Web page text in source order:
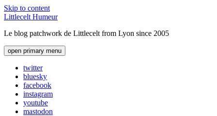
Skip to content
Littlecelt Humeur
Le blog patchwork de Littlecelt from Lyon since 2005
open primary menu
twitter
bluesky
facebook
instagram
youtube
mastodon